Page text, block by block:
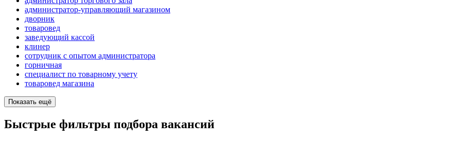
администратор-управляющий магазином
дворник
товаровед
заведующий кассой
клинер
сотрудник с опытом администратора
горничная
специалист по товарному учету
товаровед магазина
Показать ещё
Быстрые фильтры подбора вакансий